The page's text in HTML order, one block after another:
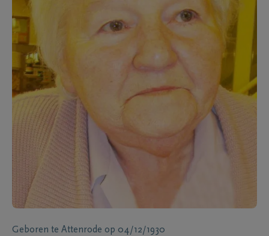
Geboren te Attenrode op 04/12/1930